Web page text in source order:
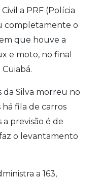
a PRF (Polícia
completamente o
que houve a
e moto, no final
da Silva morreu no
há fila de carros
a previsão é de
o levantamento
a 163,